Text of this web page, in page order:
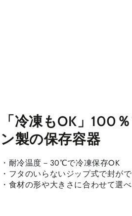
「冷凍もOK」100
ン製の保存容器⁠
・耐冷温度－30℃で冷凍保存OK
・フタのいらないジップ式で封が
・食材の形や大きさに合わせて選